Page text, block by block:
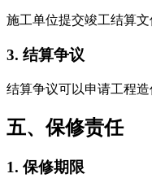
施工单位提交竣工结算
3. 结算争议
结算争议可以申请工程
五、保修责任
1. 保修期限